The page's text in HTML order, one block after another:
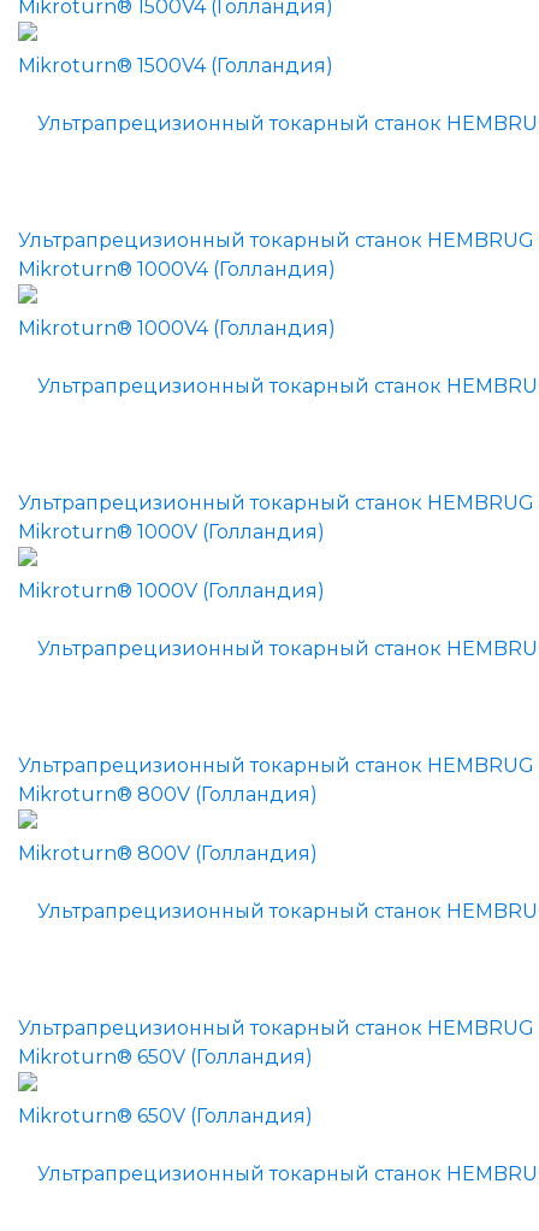
Mikroturn® 1500V4 (Голландия)
Ультрапрецизионный токарный станок HEMBRUG
Mikroturn® 1000V4 (Голландия)
Ультрапрецизионный токарный станок HEMBRUG
Mikroturn® 1000V (Голландия)
Ультрапрецизионный токарный станок HEMBRUG
Mikroturn® 800V (Голландия)
Ультрапрецизионный токарный станок HEMBRUG
Mikroturn® 650V (Голландия)